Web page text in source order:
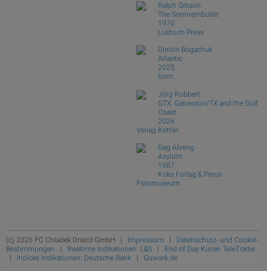
Ralph Gibson
The Somnambulist
1970
Lustrum Press
Dimitri Bogachuk
Atlantic
2025
form.
Jörg Rubbert
GTX. Galveston/TX and the Gulf
Coast
2026
Verlag Kettler
Dag Alveng
Asylum
1987
Koks Forlag & Preus
Fotomuseum
(c) 2026 FC Chladek Drastil GmbH | Impressum | Datenschutz- und Cookie-
Bestimmungen | Realtime Indikationen: L&S | End of Day Kurse: TeleTrader
| Indices Indikationen: Deutsche Bank | Gowork.de